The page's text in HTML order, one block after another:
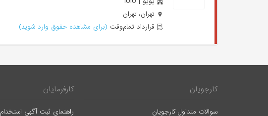
تهران، تهران
قرارداد تمام‌وقت (برای مشاهده حقوق وارد شوید)
کارجویان
سوالات متداول کارجویان
کارفرمایان
راهنمای ثبت آگهی استخدام